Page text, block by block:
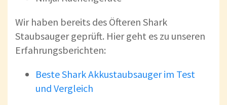
Wir haben bereits des Öfteren Shark
Staubsauger geprüft. Hier geht es zu unseren
Erfahrungsberichten:
Beste Shark Akkustaubsauger im Test
und Vergleich